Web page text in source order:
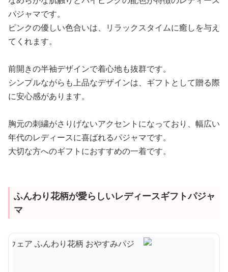
パジャマです。
ピンクの優しい色合いは、リラックスタイムに癒しを与え
てくれます。
前開きの半袖デザインで着心地も抜群です。
シンプルながらも上品なデザインは、ギフトとして贈る際
に安心感があります。
胸元の刺繍がさりげないアクセントになっており、幅広い
年代のレディースに喜ばれるパジャマです。
大切な方へのギフトにおすすめの一着です。
ふんわり花柄が愛らしいレディースギフトパジャ
マ